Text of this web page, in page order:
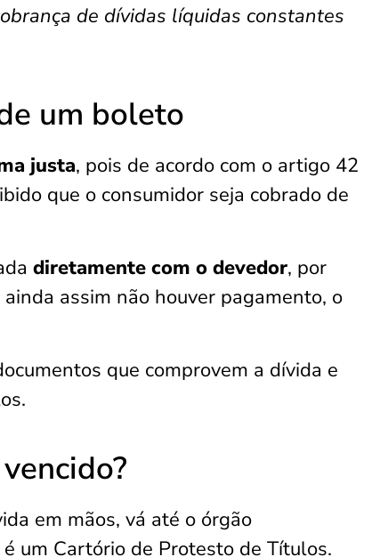
de dívidas líquidas constantes
um boleto
justa, pois de acordo com o artigo 42
que o consumidor seja cobrado de
diretamente com o devedor, por
assim não houver pagamento, o
que comprovem a dívida e
em mãos, vá até o órgão
é um Cartório de Protesto de Títulos.